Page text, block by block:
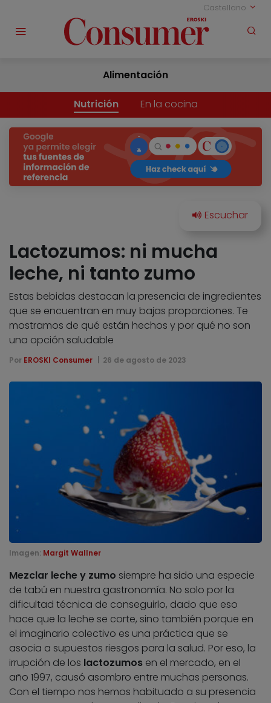
Castellano
Alimentación
Nutrición En la cocina
Lactozumos: ni mucha
leche, ni tanto zumo
Estas bebidas destacan la presencia de ingredientes
que se encuentran en muy bajas proporciones. Te
mostramos de qué están hechos y por qué no son
una opción saludable
Por EROSKI Consumer 26 de agosto de 2023
Imagen: Margit Wallner
Mezclar leche y zumo siempre ha sido una especie
de tabú en nuestra gastronomía. No solo por la
dificultad técnica de conseguirlo, dado que eso
hace que la leche se corte, sino también porque en
el imaginario colectivo es una práctica que se
asocia a supuestos riesgos para la salud. Por eso, la
irrupción de los lactozumos en el mercado, en el
año 1997, causó asombro entre muchas personas.
Con el tiempo nos hemos habituado a su presencia